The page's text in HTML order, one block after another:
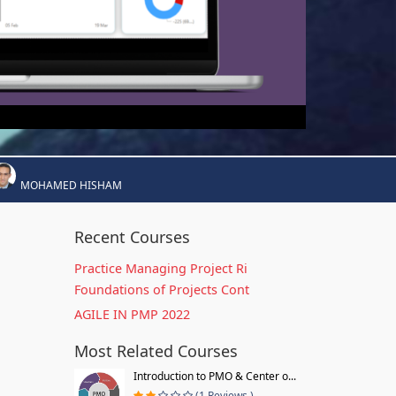
MOHAMED HISHAM
Recent Courses
Practice Managing Project Ri
Foundations of Projects Cont
AGILE IN PMP 2022
Most Related Courses
Introduction to PMO & Center o...